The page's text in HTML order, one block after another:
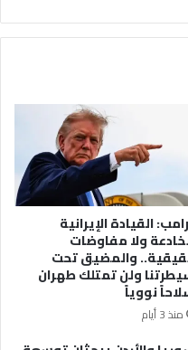
القيادة الإيرانية
ولا مفاوضات
والمضيق تحت
ولن تمتلك طهران
نووياً
منذ 3 أيام